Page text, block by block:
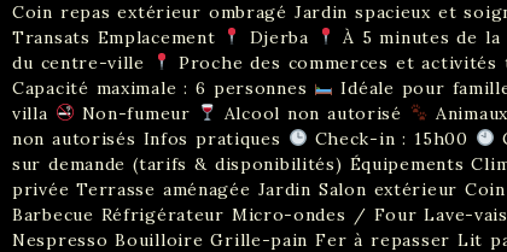
Coin repas extérieur ombragé Jardin spacieux et
Transats Emplacement
Djerba À 5 minutes de
du centre-ville
Proche des commerces et
Capacité maximale : 6 personnes
Idéale pour
villa
Non-fumeur Alcool non autorisé
non autorisés Infos pratiques
Check-in : 15h00
sur demande (tarifs & disponibilités) Équipements
privée Terrasse aménagée Jardin Salon extérieur
Barbecue Réfrigérateur Micro-ondes / Four Lave-
Nespresso Bouilloire Grille-pain Fer à repasser Lit